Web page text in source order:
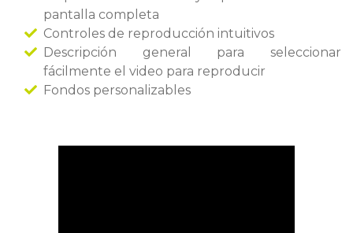
pantalla completa
Controles de reproducción intuitivos
Descripción general para seleccionar
fácilmente el video para reproducir
Fondos personalizables